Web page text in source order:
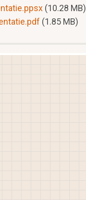
(10.28 MB)
(1.85 MB)